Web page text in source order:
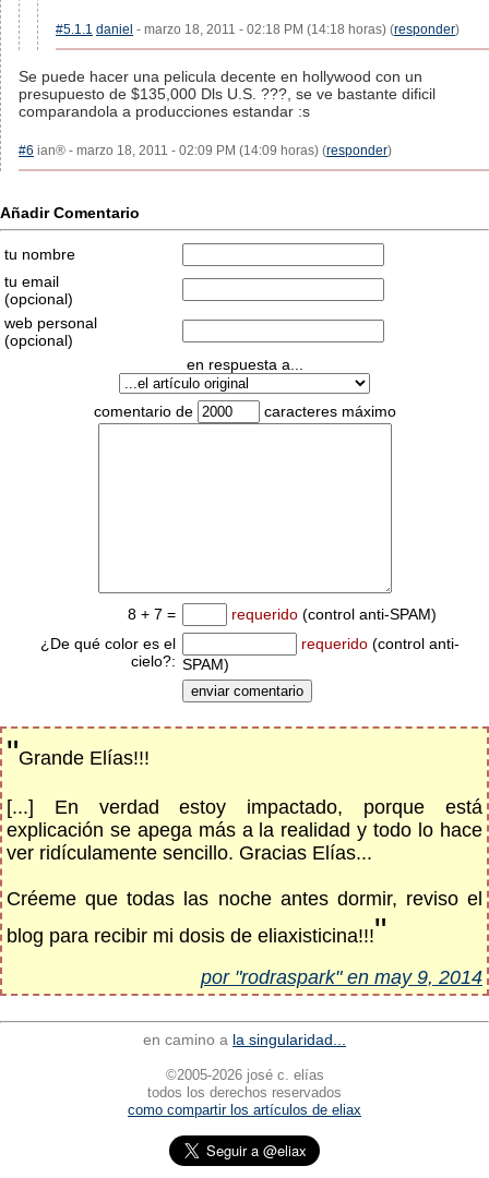
#5.1.1 daniel - marzo 18, 2011 - 02:18 PM (14:18 horas) (responder)
Se puede hacer una pelicula decente en hollywood con un
presupuesto de $135,000 Dls U.S. ???, se ve bastante dificil
comparandola a producciones estandar :s
#6 ian® - marzo 18, 2011 - 02:09 PM (14:09 horas) (responder)
Añadir Comentario
tu nombre
tu email
(opcional)
web personal
(opcional)
en respuesta a...
comentario de caracteres máximo
8 + 7 = requerido (control anti-SPAM)
¿De qué color es el
cielo?:
requerido (control anti-
SPAM)
"Grande Elías!!!
[...] En verdad estoy impactado, porque está
explicación se apega más a la realidad y todo lo hace
ver ridículamente sencillo. Gracias Elías...
Créeme que todas las noche antes dormir, reviso el
blog para recibir mi dosis de eliaxisticina!!!"
por "rodraspark" en may 9, 2014
en camino a la singularidad...
©2005-2026 josé c. elías
todos los derechos reservados
como compartir los artículos de eliax